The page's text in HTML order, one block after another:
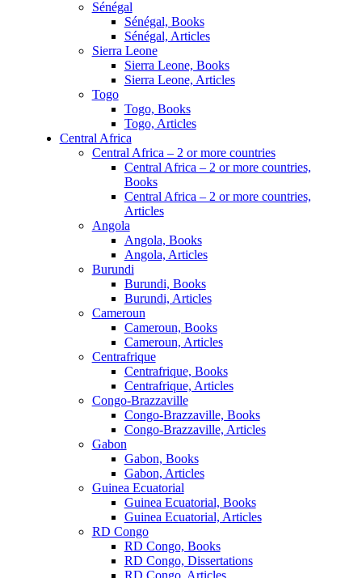
Sénégal
Sénégal, Books
Sénégal, Articles
Sierra Leone
Sierra Leone, Books
Sierra Leone, Articles
Togo
Togo, Books
Togo, Articles
Central Africa
Central Africa – 2 or more countries
Central Africa – 2 or more countries,
Books
Central Africa – 2 or more countries,
Articles
Angola
Angola, Books
Angola, Articles
Burundi
Burundi, Books
Burundi, Articles
Cameroun
Cameroun, Books
Cameroun, Articles
Centrafrique
Centrafrique, Books
Centrafrique, Articles
Congo-Brazzaville
Congo-Brazzaville, Books
Congo-Brazzaville, Articles
Gabon
Gabon, Books
Gabon, Articles
Guinea Ecuatorial
Guinea Ecuatorial, Books
Guinea Ecuatorial, Articles
RD Congo
RD Congo, Books
RD Congo, Dissertations
RD Congo, Articles